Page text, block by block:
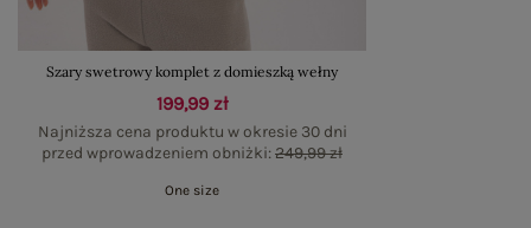
Szary swetrowy komplet z domieszką wełny
199,99 zł
Najniższa cena produktu w okresie 30 dni
przed wprowadzeniem obniżki:249,99 zł
One size